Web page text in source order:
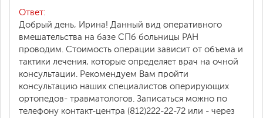
Ответ:
Добрый день, Ирина! Данный вид оперативного
вмешательства на базе СПб больницы РАН
проводим. Стоимость операции зависит от объема и
тактики лечения, которые определяет врач на очной
консультации. Рекомендуем Вам пройти
консультацию наших специалистов оперирующих
ортопедов- травматологов. Записаться можно по
телефону контакт-центра (812)222-22-72 или - через